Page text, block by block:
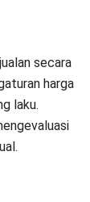
secara
harga
laku.